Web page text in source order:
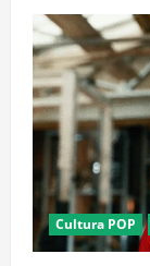
Cultura POP